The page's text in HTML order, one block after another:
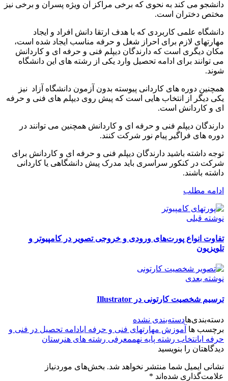
دانشجو می کند به نحوی که برخی مراکز آن ویژه پسران و برخی نیز
مختص دختران است.
دانشگاه علمی کاربردی که با هدف ارتقا دانش افراد و ایجاد
مهارتهای لازم برای احراز شغل و حرفه مناسب ایجاد شده است،
مکان دیگری است که دارندگان دیپلم فنی و حرفه ای و کاردانش
می توانند برای ادامه تحصیل وارد یکی از رشته های این دانشگاه
شوند.
همچنین دوره های کاردانی پیوسته بدون آزمون دانشگاه آزاد نیز
یکی دیگر از انتخاب هایی است که پیش روی دیپلم های فنی و حرفه
ای و کاردانش است.
دارندگان دیپلم فنی و حرفه ای و کاردانش همچنین می توانند در
دوره های فراگیر پیام نور شرکت کنند.
توجه داشته باشید دارندگان دیپلم فنی و حرفه ای و کاردانش برای
شرکت در کنکور سراسری باید مدرک پیش دانشگاهی یا کاردانی
داشته باشند.
ادامه مطلب
نوشته قبلی
تفاوت انواع پورت‌های ورودی و خروجی تصویر در کامپیوتر و
تلویزیون
نوشته بعدی
ترسیم شخصیت کارتونی در Illustrator
دسته‌بندی‌هادسته‌بندی نشده
برچسب ها آموزش مهارتهای فنی و حرفه ایادامه تحصیل در فنی و
حرفه ایانتخاب رشته پایه نهممعرفی رشته های هنرستان
دیدگاهتان را بنویسید
نشانی ایمیل شما منتشر نخواهد شد. بخش‌های موردنیاز
علامت‌گذاری شده‌اند *